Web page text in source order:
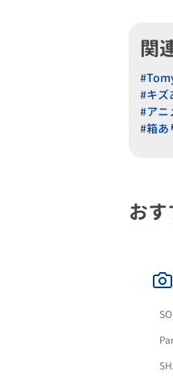
関
#キズ
#アニ
#箱あ
お